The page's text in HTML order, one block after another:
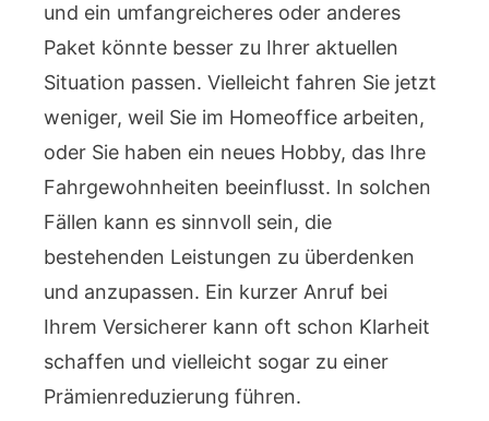
und ein umfangreicheres oder anderes
Paket könnte besser zu Ihrer aktuellen
Situation passen. Vielleicht fahren Sie jetzt
weniger, weil Sie im Homeoffice arbeiten,
oder Sie haben ein neues Hobby, das Ihre
Fahrgewohnheiten beeinflusst. In solchen
Fällen kann es sinnvoll sein, die
bestehenden Leistungen zu überdenken
und anzupassen. Ein kurzer Anruf bei
Ihrem Versicherer kann oft schon Klarheit
schaffen und vielleicht sogar zu einer
Prämienreduzierung führen.